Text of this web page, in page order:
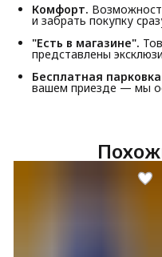
Комфорт.
и забрать покупку
"Есть в магазине".
представлены
Бесплатная
вашем приезде — мы